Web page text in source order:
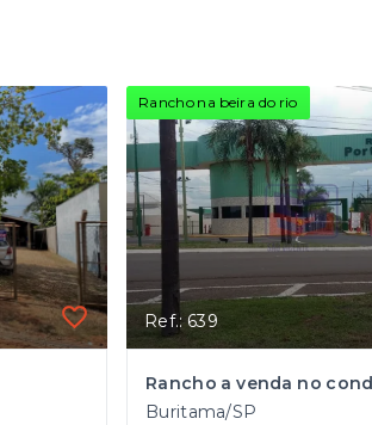
Rancho na beira do rio
Ref.: 639
Buritama/SP